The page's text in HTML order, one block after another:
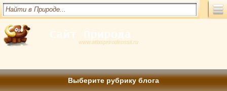
www.atlasprirodirossii.ru
Выберите рубрику блога